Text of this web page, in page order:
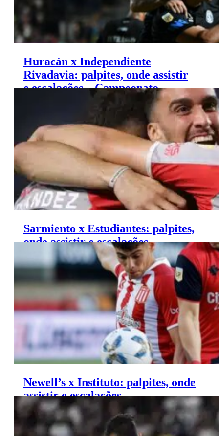
Huracán x Independiente
Rivadavia: palpites, onde assistir
e escalações – Campeonato
Argentino (15/06)
Sarmiento x Estudiantes: palpites,
onde assistir e escalações –
Campeonato Argentino (13/06)
Newell’s x Instituto: palpites, onde
assistir e escalações –
Campeonato Argentino (13/06)